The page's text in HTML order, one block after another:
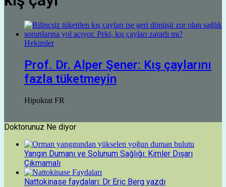
Hekimler
Prof. Dr. Alper Şener: Kış çaylarını
fazla tüketmeyin
Hipokrat FR
Doktorunuz Ne diyor
Yangın Dumanı ve Solunum Sağlığı: Kimler Dışarı
Çıkmamalı
Nattokinase faydaları: Dr Eric Berg yazdı